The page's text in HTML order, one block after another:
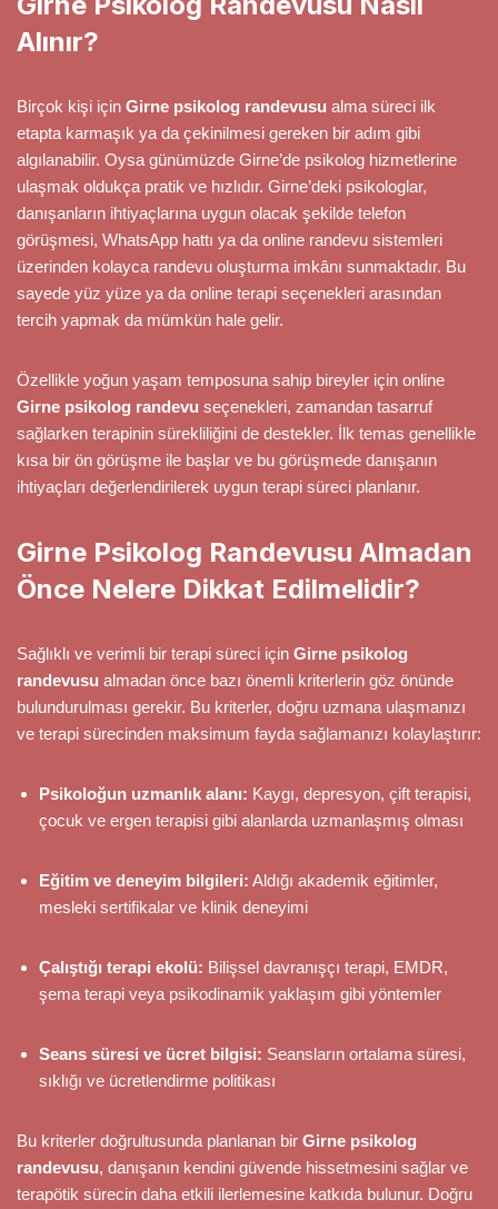
Alınır?
Birçok kişi için Girne psikolog randevusu alma süreci ilk
etapta karmaşık ya da çekinilmesi gereken bir adım gibi
algılanabilir. Oysa günümüzde Girne’de psikolog hizmetlerine
ulaşmak oldukça pratik ve hızlıdır. Girne’deki psikologlar,
danışanların ihtiyaçlarına uygun olacak şekilde telefon
görüşmesi, WhatsApp hattı ya da online randevu sistemleri
üzerinden kolayca randevu oluşturma imkânı sunmaktadır. Bu
sayede yüz yüze ya da online terapi seçenekleri arasından
tercih yapmak da mümkün hale gelir.
Özellikle yoğun yaşam temposuna sahip bireyler için online
Girne psikolog randevu seçenekleri, zamandan tasarruf
sağlarken terapinin sürekliliğini de destekler. İlk temas genellikle
kısa bir ön görüşme ile başlar ve bu görüşmede danışanın
ihtiyaçları değerlendirilerek uygun terapi süreci planlanır.
Girne Psikolog Randevusu Almadan
Önce Nelere Dikkat Edilmelidir?
Sağlıklı ve verimli bir terapi süreci için Girne psikolog
randevusu almadan önce bazı önemli kriterlerin göz önünde
bulundurulması gerekir. Bu kriterler, doğru uzmana ulaşmanızı
ve terapi sürecinden maksimum fayda sağlamanızı kolaylaştırır:
Psikoloğun uzmanlık alanı: Kaygı, depresyon, çift terapisi,
çocuk ve ergen terapisi gibi alanlarda uzmanlaşmış olması
Eğitim ve deneyim bilgileri: Aldığı akademik eğitimler,
mesleki sertifikalar ve klinik deneyimi
Çalıştığı terapi ekolü: Bilişsel davranışçı terapi, EMDR,
şema terapi veya psikodinamik yaklaşım gibi yöntemler
Seans süresi ve ücret bilgisi: Seansların ortalama süresi,
sıklığı ve ücretlendirme politikası
Bu kriterler doğrultusunda planlanan bir Girne psikolog
randevusu, danışanın kendini güvende hissetmesini sağlar ve
terapötik sürecin daha etkili ilerlemesine katkıda bulunur. Doğru